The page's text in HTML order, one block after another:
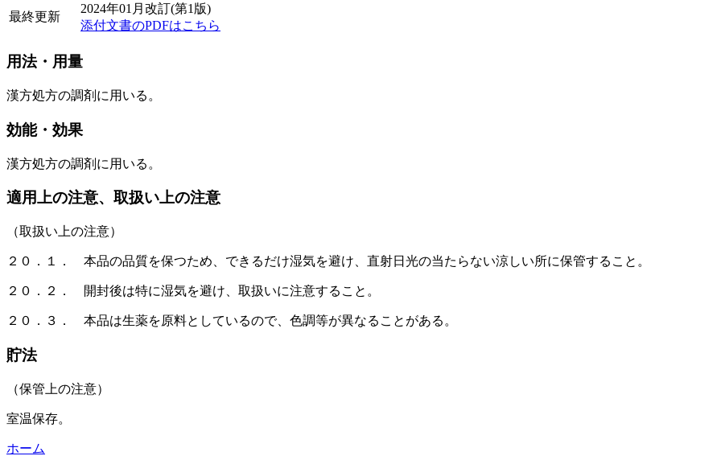
最終更新
2024年01月改訂(第1版)
添付文書のPDFはこちら
用法・用量
漢方処方の調剤に用いる。
効能・効果
漢方処方の調剤に用いる。
適用上の注意、取扱い上の注意
（取扱い上の注意）
２０．１． 本品の品質を保つため、できるだけ湿気を避け、直射日光の当たらない涼しい所に保管すること。
２０．２． 開封後は特に湿気を避け、取扱いに注意すること。
２０．３． 本品は生薬を原料としているので、色調等が異なることがある。
貯法
（保管上の注意）
室温保存。
ホーム